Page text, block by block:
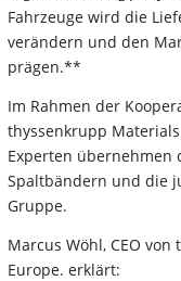
Fahrzeuge wird die
verändern und den
prägen.**
Im Rahmen der
thyssenkrupp
Experten übernehmen
Spaltbändern und die
Gruppe.
Marcus Wöhl, CEO
Europe. erklärt: